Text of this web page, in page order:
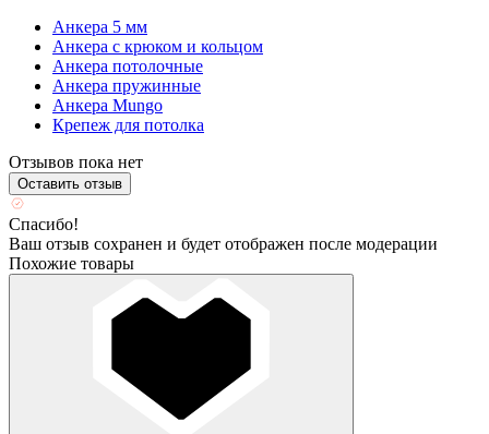
Анкера 5 мм
Анкера с крюком и кольцом
Анкера потолочные
Анкера пружинные
Анкера Mungo
Крепеж для потолка
Отзывов пока нет
Оставить отзыв
Спасибо!
Ваш отзыв сохранен и будет отображен после модерации
Похожие товары